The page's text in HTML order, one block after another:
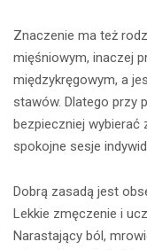
Znaczenie ma też
mięśniowym, inaczej
międzykręgowym, a
stawów. Dlatego przy
bezpieczniej wybierać
spokojne sesje
Dobrą zasadą jest
Lekkie zmęczenie i
Narastający ból,